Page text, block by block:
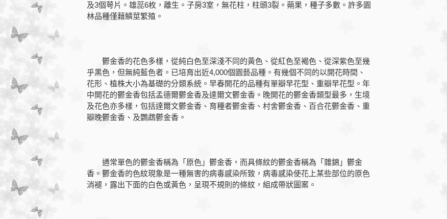
及3個萼片。雄蕊6枚，離生。子房3室，無花柱，柱頭3裂。蒴果，種子多數。許多園
林品種僅藉鱗莖繁殖。
鬱金香的花色多樣，從純白色至深淺不同的黃色、從紅色至褐色、從深紫色至幾
乎黑色，但無純藍色者。已培育出近4,000個園藝品種。有幾個不同的以開花時間、
花形、植株大小為基礎的分類系統。早春開花的品種有單瓣早花型、重瓣早花型。年
中開花的鬱金香包括孟德爾鬱金香及達爾文鬱金香。晚開花的鬱金香類型最多，生境
及花色亦多樣，包括達爾文鬱金香、育種者鬱金香、村舍鬱金香、百合花鬱金香、重
瓣晚鬱金香、及鸚鵡鬱金香。
通常單色的鬱金香稱為「原色」鬱金香，而具條紋的鬱金香稱為「雜錦」鬱金
香。鬱金香的色紋現象是一種無害的病毒感染所致，病毒感染使花上某些部位的原色
消褪，露出下面的白色或黃色，呈現不規則的條紋，組成帶狀圖案。